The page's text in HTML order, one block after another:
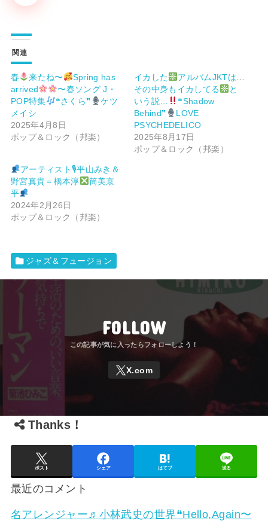
関連
春 来たね〜
Spring has
arrived
〜春ソング J・
POP特集
❝さくら❞
ケツ
メイシ
2025年4月8日
ポップ＆ロック（邦楽）
イカした
アルバムJKTは、
その中身もイカしてる
と
いう説…
❝Shadow
Behind❞
LOVE
PSYCHEDELICO
2025年8月17日
ポップ＆ロック（邦楽）
アーティスト🎙平山みき＆
野宮真貴＝橋本淳
筒美京
平
2024年2月26日
ポップ＆ロック（邦楽）
ジャズ＆フュージョン
FOLLOW
Thanks！
ポスト シェア はてブ 送る
最近のコメント
名アレンジャー♬ 小林武史の世界❝Hello,Again〜